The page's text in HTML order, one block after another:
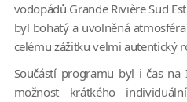
vodopádů Grande Rivière Sud
byl bohatý a uvolněná
celému zážitku velmi autentický
Součástí programu byl i čas
možnost krátkého